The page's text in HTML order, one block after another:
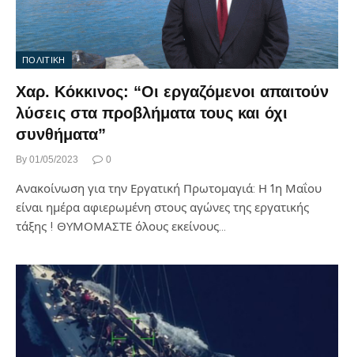
ΠΟΛΙΤΙΚΗ
Χαρ. Κόκκινος: “Οι εργαζόμενοι απαιτούν
λύσεις στα προβλήματα τους και όχι
συνθήματα”
By 01/05/2023 0
Ανακοίνωση για την Εργατική Πρωτομαγιά: Η 1η Μαΐου
είναι ημέρα αφιερωμένη στους αγώνες της εργατικής
τάξης ! ΘΥΜΟΜΑΣΤΕ όλους εκείνους…